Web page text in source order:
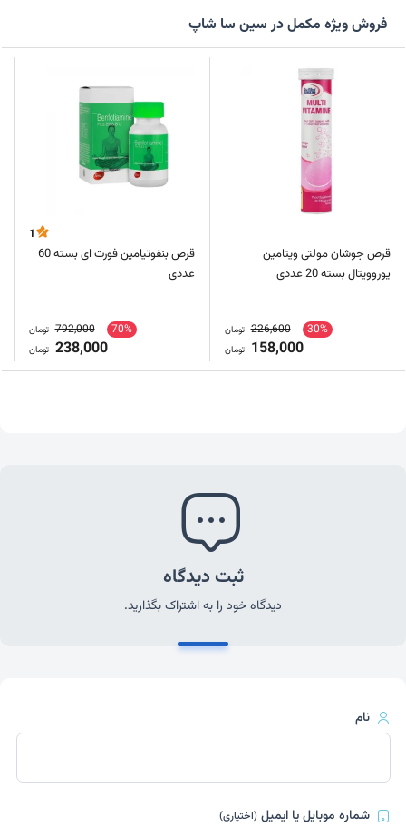
فروش ویژه مکمل در سین سا شاپ
قرص جوشان مولتی ویتامین
یوروویتال بسته 20 عددی
30%
226,600 تومان
158,000 تومان
1
قرص بنفوتیامین فورت ای بسته 60
عددی
70%
792,000 تومان
238,000 تومان
ثبت دیدگاه
دیدگاه خود را به اشتراک بگذارید.
نام
شماره موبایل یا ایمیل(اختیاری)